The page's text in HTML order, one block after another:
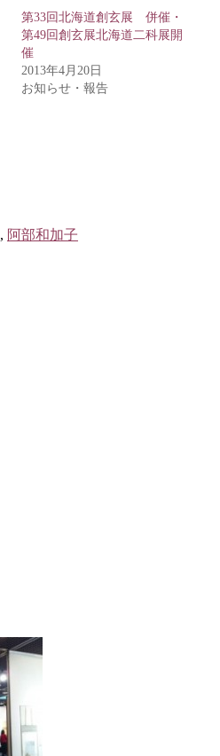
第33回北海道創玄展 併催・
第49回創玄展北海道二科展開
催
2013年4月20日
お知らせ・報告
, 阿部和加子